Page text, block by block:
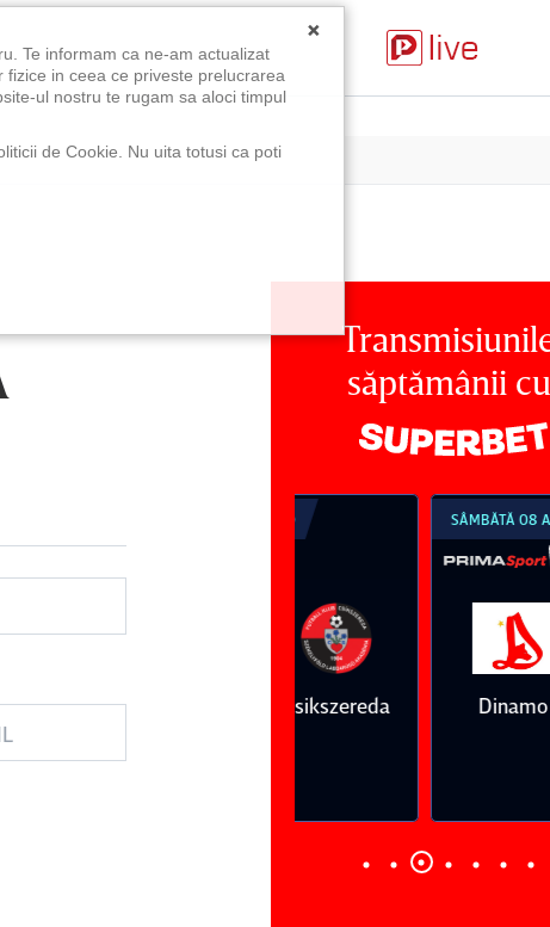
săptămânii cu
Farul
Vs
SÂMBĂTĂ 08 AUG, 21:30
Dinamo FC
×
Te informam ca ne-am actualizat
in ceea ce priveste prelucrarea
ul nostru te rugam sa aloci timpul
de Cookie. Nu uita totusi ca poti